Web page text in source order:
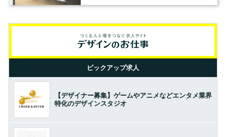
ピックアップ求人
【デザイナー募集】ゲームやアニメなどエンタメ業界
特化のデザインスタジオ